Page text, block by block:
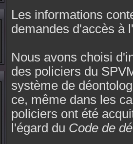
Les informations
demandes d'accès à
Nous avons choisi
des policiers du
système de
ce, même dans les
policiers ont été
l'égard du Code de